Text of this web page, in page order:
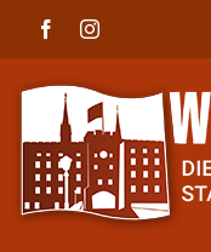
FacebookInstagram